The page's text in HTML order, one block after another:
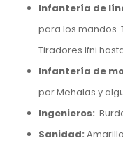
Infantería de
para los mandos.
Tiradores Ifni
Infantería de
por Mehalas y
Ingenieros:
Sanidad: